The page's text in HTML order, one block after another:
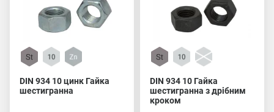
DIN 934 10 цинк Гайка
шестигранна
DIN 934 10 Гайка
шестигранна з дрібним
кроком